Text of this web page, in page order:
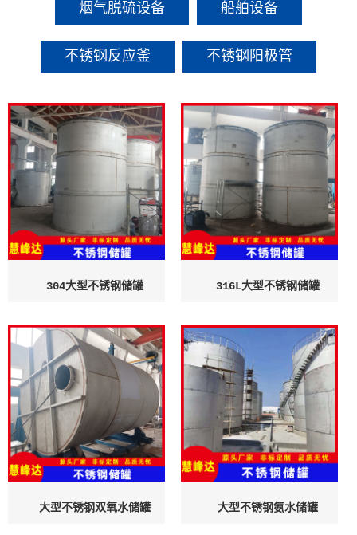
烟气脱硫设备 船舶设备
不锈钢反应釜 不锈钢阳极管
304大型不锈钢储罐 316L大型不锈钢储罐
大型不锈钢双氧水储罐 大型不锈钢氨水储罐